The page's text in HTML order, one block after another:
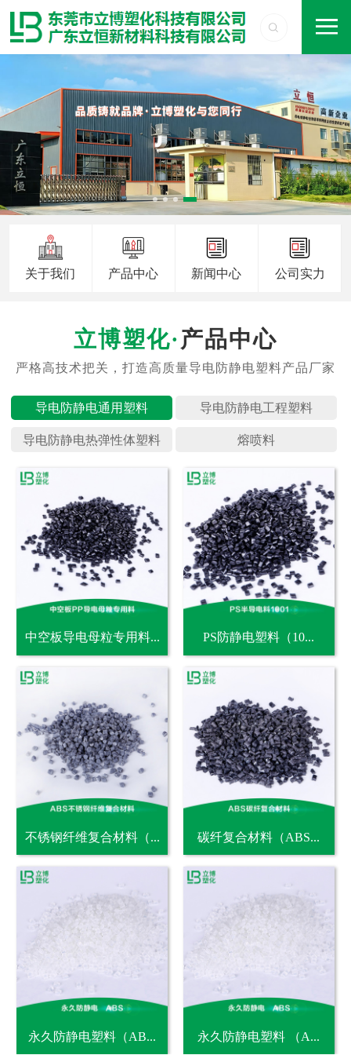
关于我们 产品中心 新闻中心 公司实力
产品中心
导电防静 导电防静
导电防静 熔喷料
中空板导电母粒专用料... PS防静电塑料（10...
不锈钢纤维复合材料（... 碳纤复合材料（ABS...
永久防静电塑料（AB... 永久防静电塑料 （A...